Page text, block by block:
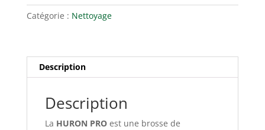
Catégorie : Nettoyage
Description
Description
La HURON PROest une brosse de